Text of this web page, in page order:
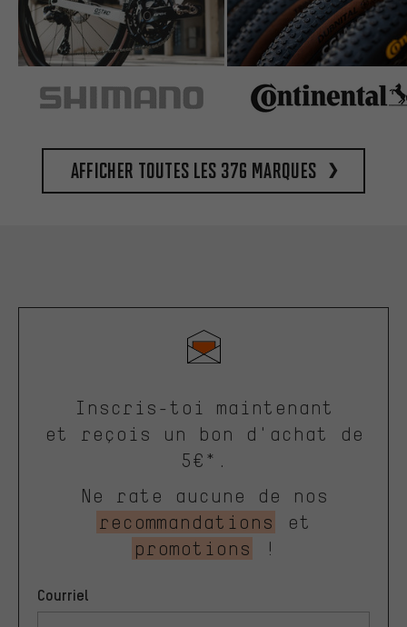
Afficher toutes les 376 marques
Inscris-toi maintenant
et reçois un bon d'achat de
5€*.
Ne rate aucune de nos
recommandations
et
promotions
!
Courriel